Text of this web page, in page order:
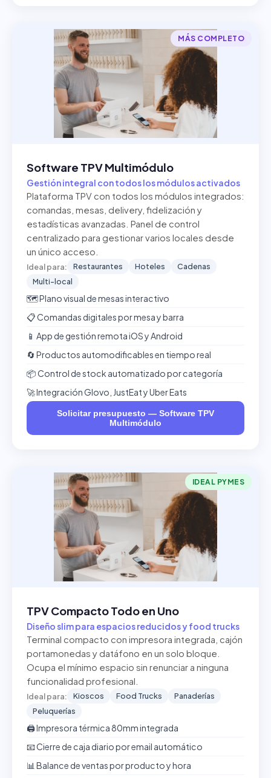
MÁS COMPLETO
Software TPV Multimódulo
Gestión integral con todos los módulos activados
Plataforma TPV con todos los módulos integrados:
comandas, mesas, delivery, fidelización y
estadísticas avanzadas. Panel de control
centralizado para gestionar varios locales desde
un único acceso.
Ideal para: Restaurantes Hoteles
Cadenas
Multi-local
🗺️ Plano visual de mesas interactivo
📋 Comandas digitales por mesa y barra
📱 App de gestión remota iOS y Android
🔄 Productos automodificables en tiempo real
📦 Control de stock automatizado por categoría
🚀 Integración Glovo, JustEat y Uber Eats
Solicitar presupuesto — Software TPV
Multimódulo
IDEAL PYMES
TPV Compacto Todo en Uno
Diseño slim para espacios reducidos y food trucks
Terminal compacto con impresora integrada, cajón
portamonedas y datáfono en un solo bloque.
Ocupa el mínimo espacio sin renunciar a ninguna
funcionalidad profesional.
Ideal para: Kioscos Food Trucks
Panaderías
Peluquerías
🖨️ Impresora térmica 80mm integrada
📧 Cierre de caja diario por email automático
📊 Balance de ventas por producto y hora